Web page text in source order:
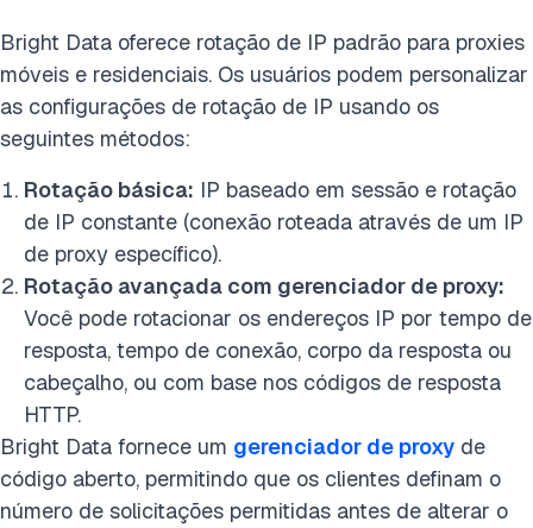
Bright Data oferece rotação de IP padrão para proxies
móveis e residenciais. Os usuários podem personalizar
as configurações de rotação de IP usando os
seguintes métodos:
Rotação básica: IP baseado em sessão e rotação
de IP constante (conexão roteada através de um IP
de proxy específico).
Rotação avançada com gerenciador de proxy:
Você pode rotacionar os endereços IP por tempo de
resposta, tempo de conexão, corpo da resposta ou
cabeçalho, ou com base nos códigos de resposta
HTTP.
Bright Data fornece um gerenciador de proxy de
código aberto, permitindo que os clientes definam o
número de solicitações permitidas antes de alterar o